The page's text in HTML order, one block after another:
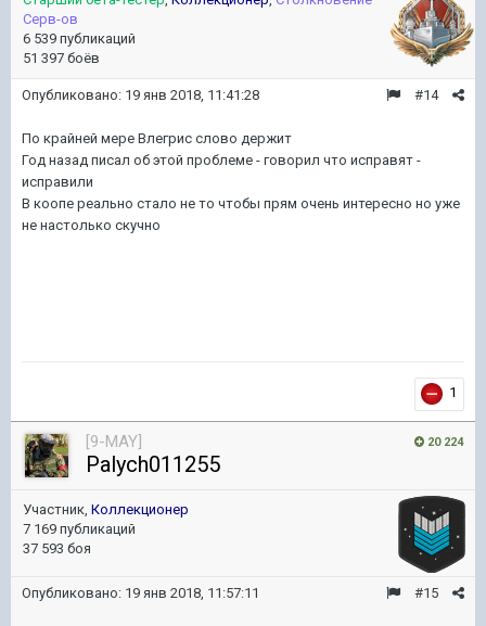
Серв-ов
6 539 публикаций
51 397 боёв
#14
Опубликовано: 19 янв 2018, 11:41:28
По крайней мере Влегрис слово держит
Год назад писал об этой проблеме - говорил что исправят -
исправили
В коопе реально стало не то чтобы прям очень интересно но уже
не настолько скучно
1
20 224
[9-MAY]
Palych011255
Участник, Коллекционер
7 169 публикаций
37 593 боя
#15
Опубликовано: 19 янв 2018, 11:57:11